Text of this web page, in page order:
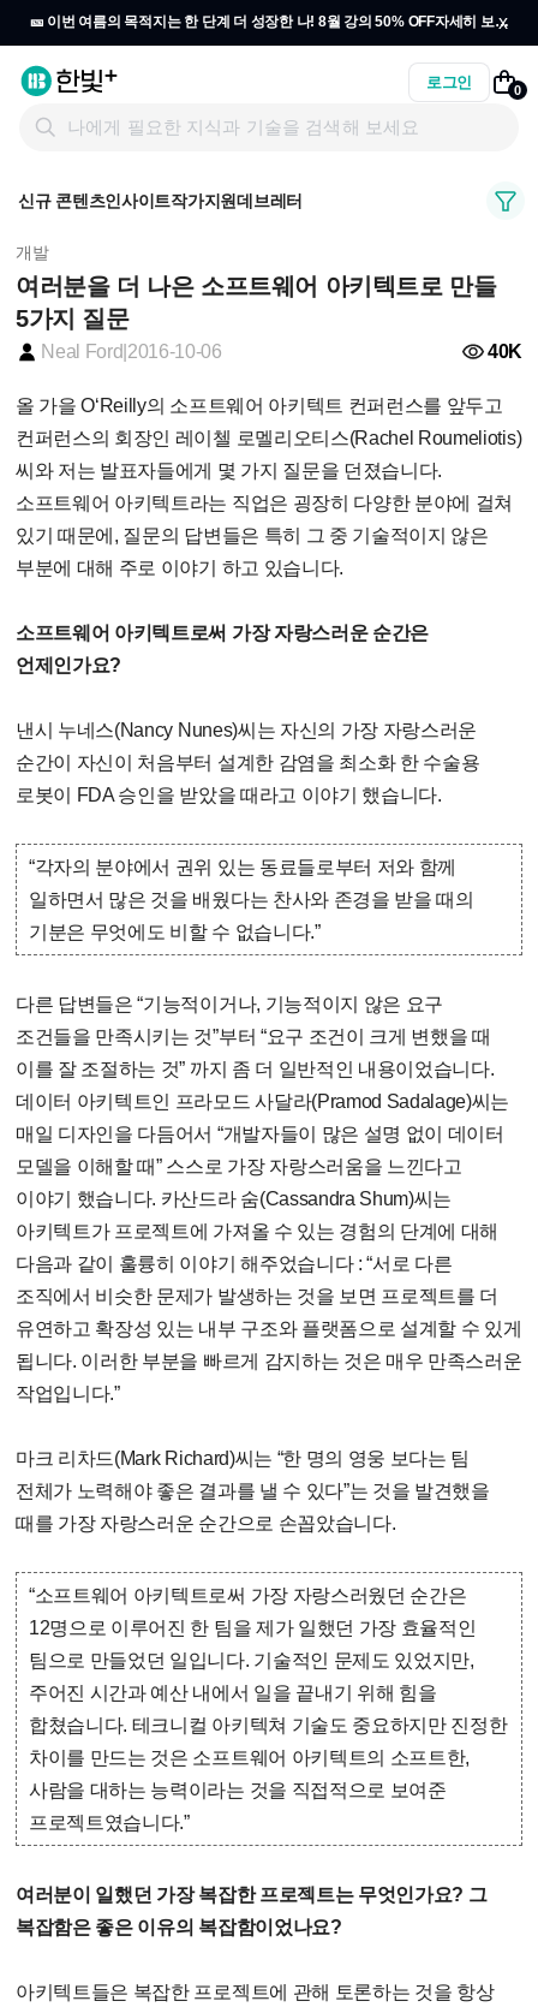
🎫 이번 여름의 목적지는 한 단계 더 성장한 나! 8월 강의 50% OFF자세히 보기
x
로그인 0
신규 콘텐츠인사이트작가지원데브레터
개발
여러분을 더 나은 소프트웨어 아키텍트로 만들
5가지 질문
Neal Ford 2016-10-06 40K
올 가을 O‘Reilly의 소프트웨어 아키텍트 컨퍼런스를 앞두고
컨퍼런스의 회장인 레이첼 로멜리오티스(Rachel Roumeliotis)
씨와 저는 발표자들에게 몇 가지 질문을 던졌습니다.
소프트웨어 아키텍트라는 직업은 굉장히 다양한 분야에 걸쳐
있기 때문에, 질문의 답변들은 특히 그 중 기술적이지 않은
부분에 대해 주로 이야기 하고 있습니다.
소프트웨어 아키텍트로써 가장 자랑스러운 순간은
언제인가요?
낸시 누네스(Nancy Nunes)씨는 자신의 가장 자랑스러운
순간이 자신이 처음부터 설계한 감염을 최소화 한 수술용
로봇이 FDA 승인을 받았을 때라고 이야기 했습니다.
“각자의 분야에서 권위 있는 동료들로부터 저와 함께
일하면서 많은 것을 배웠다는 찬사와 존경을 받을 때의
기분은 무엇에도 비할 수 없습니다.”
다른 답변들은 “기능적이거나, 기능적이지 않은 요구
조건들을 만족시키는 것”부터 “요구 조건이 크게 변했을 때
이를 잘 조절하는 것” 까지 좀 더 일반적인 내용이었습니다.
데이터 아키텍트인 프라모드 사달라(Pramod Sadalage)씨는
매일 디자인을 다듬어서 “개발자들이 많은 설명 없이 데이터
모델을 이해할 때” 스스로 가장 자랑스러움을 느낀다고
이야기 했습니다. 카산드라 숨(Cassandra Shum)씨는
아키텍트가 프로젝트에 가져올 수 있는 경험의 단계에 대해
다음과 같이 훌륭히 이야기 해주었습니다 : “서로 다른
조직에서 비슷한 문제가 발생하는 것을 보면 프로젝트를 더
유연하고 확장성 있는 내부 구조와 플랫폼으로 설계할 수 있게
됩니다. 이러한 부분을 빠르게 감지하는 것은 매우 만족스러운
작업입니다.”
마크 리차드(Mark Richard)씨는 “한 명의 영웅 보다는 팀
전체가 노력해야 좋은 결과를 낼 수 있다”는 것을 발견했을
때를 가장 자랑스러운 순간으로 손꼽았습니다.
“소프트웨어 아키텍트로써 가장 자랑스러웠던 순간은
12명으로 이루어진 한 팀을 제가 일했던 가장 효율적인
팀으로 만들었던 일입니다. 기술적인 문제도 있었지만,
주어진 시간과 예산 내에서 일을 끝내기 위해 힘을
합쳤습니다. 테크니컬 아키텍쳐 기술도 중요하지만 진정한
차이를 만드는 것은 소프트웨어 아키텍트의 소프트한,
사람을 대하는 능력이라는 것을 직접적으로 보여준
프로젝트였습니다.”
여러분이 일했던 가장 복잡한 프로젝트는 무엇인가요? 그
복잡함은 좋은 이유의 복잡함이었나요?
아키텍트들은 복잡한 프로젝트에 관해 토론하는 것을 항상